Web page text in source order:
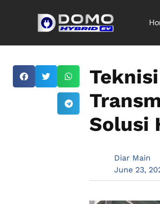
Solusi
Diar Main
June 23,